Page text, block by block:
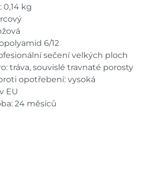
0,14 kg
6/12
sečení velkých ploch
tráva, souvislé travnaté porosty
opotřebení: vysoká
EU
24 měsíců